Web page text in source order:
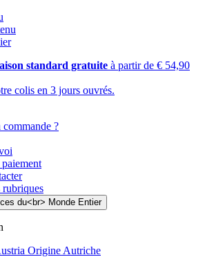
standard gratuite à partir de € 54,90
colis en 3 jours ouvrés.
commande ?
rubriques
Origine Autriche